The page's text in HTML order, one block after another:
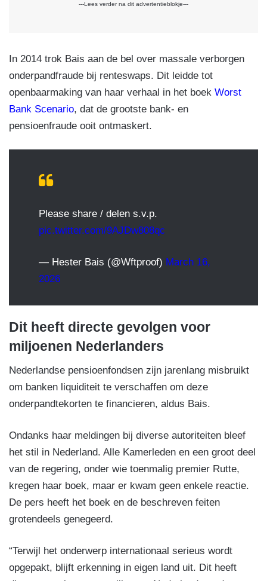
---Lees verder na dit advertentieblokje---
In 2014 trok Bais aan de bel over massale verborgen
onderpandfraude bij renteswaps. Dit leidde tot
openbaarmaking van haar verhaal in het boek Worst
Bank Scenario, dat de grootste bank- en
pensioenfraude ooit ontmaskert.
Please share / delen s.v.p.
pic.twitter.com/9AJDw808qc
— Hester Bais (@Wftproof) March 16,
2026
Dit heeft directe gevolgen voor
miljoenen Nederlanders
Nederlandse pensioenfondsen zijn jarenlang misbruikt
om banken liquiditeit te verschaffen om deze
onderpandtekorten te financieren, aldus Bais.
Ondanks haar meldingen bij diverse autoriteiten bleef
het stil in Nederland. Alle Kamerleden en een groot deel
van de regering, onder wie toenmalig premier Rutte,
kregen haar boek, maar er kwam geen enkele reactie.
De pers heeft het boek en de beschreven feiten
grotendeels genegeerd.
“Terwijl het onderwerp internationaal serieus wordt
opgepakt, blijft erkenning in eigen land uit. Dit heeft